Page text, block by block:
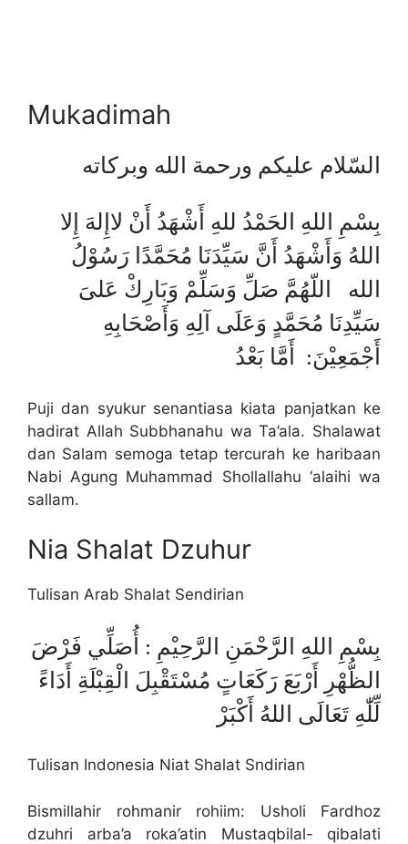
Mukadimah
السّلام عليكم ورحمة الله وبركاته
بِسْمِ اللهِ الحَمْدُ للهِ أَشْهَدُ أَنْ لاإِلهَ إِلا
اللهُ وَأَشْهَدُ أَنَّ سَيِّدَنَا مُحَمَّدًا رَسُوْلُ
الله اللّهُمَّ صَلِّ وَسَلِّمْ وَبَارِكْ عَلىَ
سَيِّدِنَا مُحَمَّدٍ وَعَلَى آلِهِ وَأَصْحَابِهِ
أَجْمَعِيْنَ: أَمَّا بَعْدُ
Puji dan syukur senantiasa kiata panjatkan ke
hadirat Allah Subbhanahu wa Ta’ala. Shalawat
dan Salam semoga tetap tercurah ke haribaan
Nabi Agung Muhammad Shollallahu ‘alaihi wa
sallam.
Nia Shalat Dzuhur
Tulisan Arab Shalat Sendirian
بِسْمِ اللهِ الرَّحْمَنِ الرَّحِيْمِ : أُصَلِّي فَرْضَ
الظُّهْرِ أَرْبَعَ رَكَعَاتٍ مُسْتَقْبِلَ الْقِبْلَةِ أَدَاءً
لِّلّٰهِ تَعَالَى اللهُ أَكْبَرْ
Tulisan Indonesia Niat Shalat Sndirian
Bismillahir rohmanir rohiim: Usholi Fardhoz
dzuhri arba’a roka’atin Mustaqbilal- qibalati